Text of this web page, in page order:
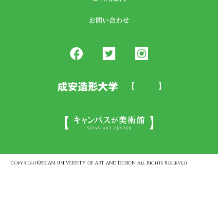
お問い合わせ
Copyright©SEIAN UNIVERSITY OF ART AND DESIGN All Rights Reserved.